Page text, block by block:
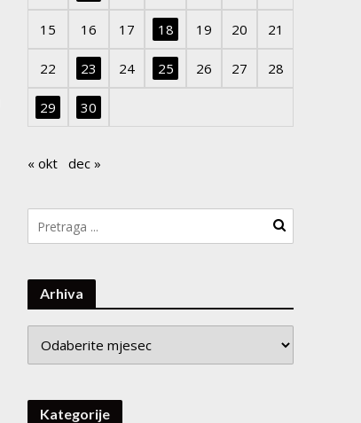
15 16 17 18 19 20 21
22 23 24 25 26 27 28
29 30
« okt dec »
Arhiva
Kategorije